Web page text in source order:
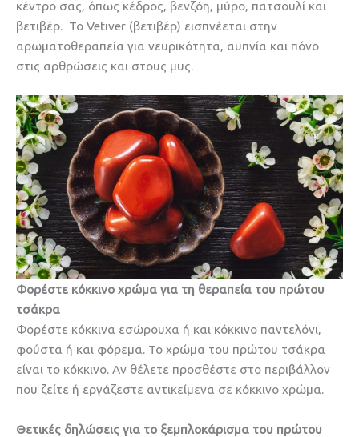
κέντρο σας, όπως κέδρος, βενζόη, μύρο, πατσουλί και
βετιβέρ. Το Vetiver (βετιβέρ) εισπνέεται στην
αρωματοθεραπεία για νευρικότητα, αϋπνία και πόνο
στις αρθρώσεις και στους μυς.
Φορέστε κόκκινο χρώμα για τη θεραπεία του πρώτου
τσάκρα
Φορέστε κόκκινα εσώρουχα ή και κόκκινο παντελόνι,
φούστα ή και φόρεμα. Το χρώμα του πρώτου τσάκρα
είναι το κόκκινο. Αν θέλετε προσθέστε στο περιβάλλον
που ζείτε ή εργάζεστε αντικείμενα σε κόκκινο χρώμα.
Θετικές δηλώσεις για το ξεμπλοκάρισμα του πρώτου